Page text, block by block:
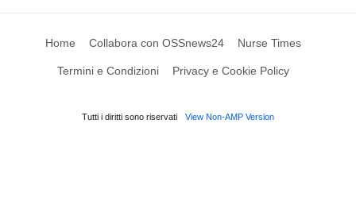
Home Collabora con OSSnews24 Nurse Times
Termini e Condizioni Privacy e Cookie Policy
Tutti i diritti sono riservati View Non-AMP Version